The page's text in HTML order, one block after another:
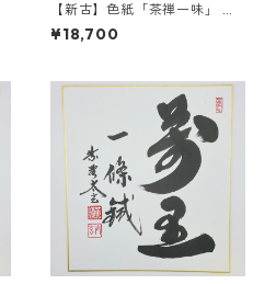
【新古】色紙「茶禅一味」 小
林太玄師 自筆 たとう紙入
¥18,700